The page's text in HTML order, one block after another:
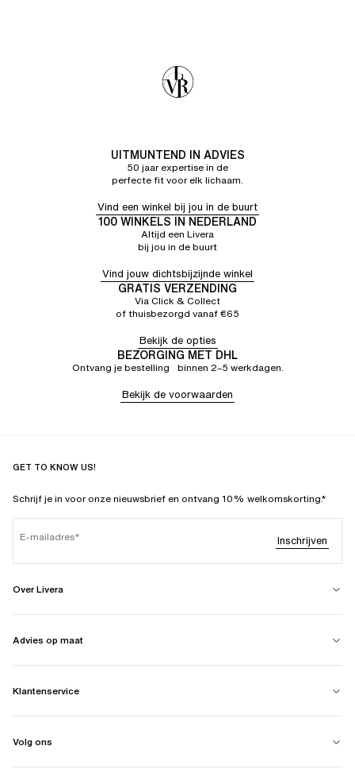
UITMUNTEND IN ADVIES
50 jaar expertise in de
perfecte fit voor elk lichaam.
Vind een winkel bij jou in de buurt
100 WINKELS IN NEDERLAND
Altijd een Livera
bij jou in de buurt
Vind jouw dichtsbijzijnde winkel
GRATIS VERZENDING
Via Click & Collect
of thuisbezorgd vanaf €65
Bekijk de opties
BEZORGING MET DHL
Ontvang je bestelling binnen 2–5 werkdagen.
Bekijk de voorwaarden
GET TO KNOW US!
Schrijf je in voor onze nieuwsbrief en ontvang 10% welkomskorting.*
E-mailadres Inschrijven
Over Livera
Advies op maat
Klantenservice
Volg ons